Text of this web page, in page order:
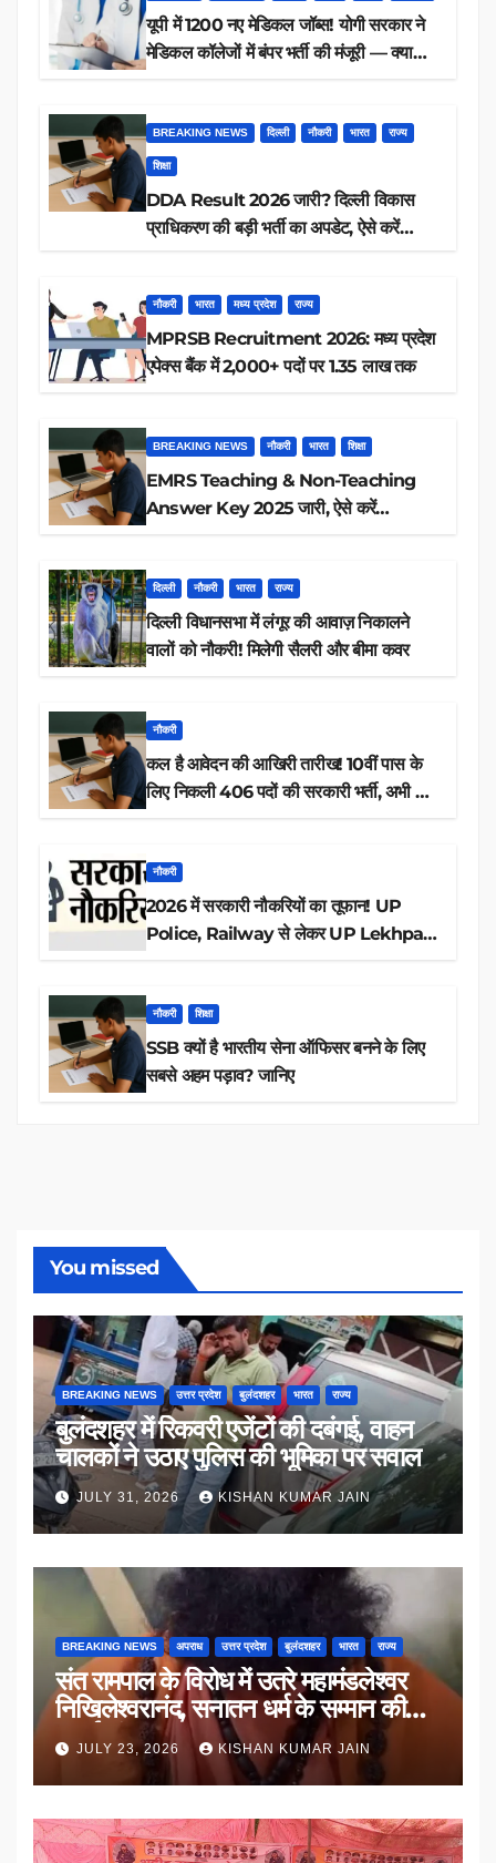
यूपी में 1200 नए मेडिकल जॉब्स! योगी सरकार ने
मेडिकल कॉलेजों में बंपर भर्ती की मंजूरी — क्या
BREAKING NEWS दिल्ली नौकरी भारत राज्य
शिक्षा
DDA Result 2026 जारी? दिल्ली विकास
प्राधिकरण की बड़ी भर्ती का अपडेट, ऐसे करें
नौकरी भारत मध्य प्रदेश राज्य
MPRSB Recruitment 2026: मध्य प्रदेश
एपेक्स बैंक में 2,000+ पदों पर 1.35 लाख तक
BREAKING NEWS नौकरी भारत शिक्षा
EMRS Teaching & Non-Teaching
Answer Key 2025 जारी, ऐसे करें
दिल्ली नौकरी भारत राज्य
दिल्ली विधानसभा में लंगूर की आवाज़ निकालने
वालों को नौकरी! मिलेगी सैलरी और बीमा कवर
नौकरी
कल है आवेदन की आखिरी तारीख! 10वीं पास के
लिए निकली 406 पदों की सरकारी भर्ती, अभी करें
नौकरी
2026 में सरकारी नौकरियों का तूफान! UP
Police, Railway से लेकर UP Lekhpal
नौकरी शिक्षा
SSB क्यों है भारतीय सेना ऑफिसर बनने के लिए
सबसे अहम पड़ाव? जानिए
You missed
BREAKING NEWS उत्तर प्रदेश बुलंदशहर भारत राज्य
बुलंदशहर में रिकवरी एजेंटों की दबंगई, वाहन
चालकों ने उठाए पुलिस की भूमिका पर सवाल
JULY 31, 2026 KISHAN KUMAR JAIN
BREAKING NEWS अपराध उत्तर प्रदेश बुलंदशहर भारत राज्य
संत रामपाल के विरोध में उतरे महामंडलेश्वर
निखिलेश्वरानंद, सनातन धर्म के सम्मान की
उठाई मांग
JULY 23, 2026 KISHAN KUMAR JAIN